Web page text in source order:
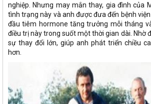
nghiệp. Nhưng may mắn thay, gia đình của
tình trạng này và anh được đưa đến bệnh
đầu tiêm hormone tăng trưởng mỗi tháng
điều trị này trong suốt một thời gian dài. Nhờ
sự thay đổi lớn, giúp anh phát triển chiều
hơn.